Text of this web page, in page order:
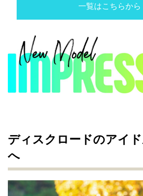
一覧はこちらから
ディスクロードのアイ
へ